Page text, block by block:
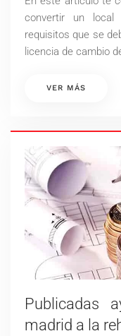
convertir un
requisitos que se
licencia de cambio
VER MÁS
Publicadas
madrid a la